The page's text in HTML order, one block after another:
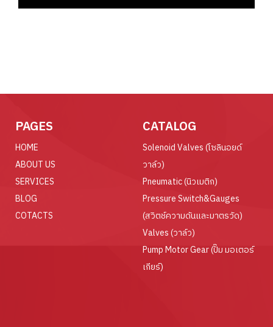
PAGES
HOME
ABOUT US
SERVICES
BLOG
COTACTS
CATALOG
Solenoid Valves (โซลินอยด์
วาล์ว)
Pneumatic (นิวเมติก)
Pressure Switch&Gauges
(สวิตช์ความดันและมาตรวัด)
Valves (วาล์ว)
Pump Motor Gear (ปั๊ม มอเตอร์
เกียร์)